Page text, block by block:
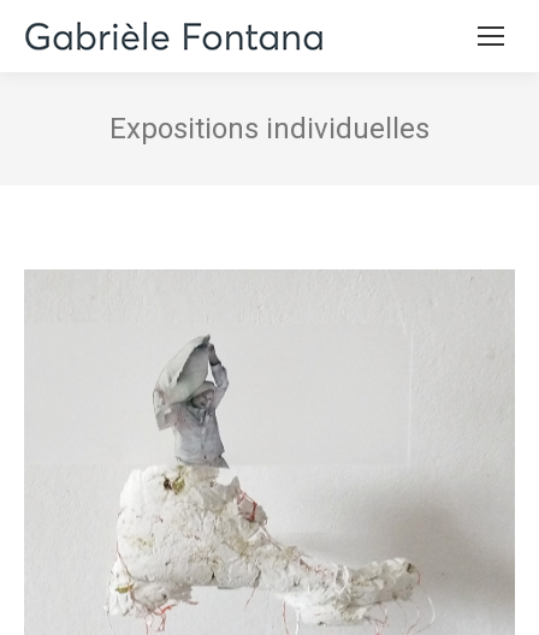
Expositions individuelles